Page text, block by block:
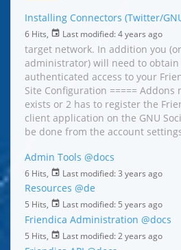
Installing Connectors (Twitter/
6 Hits, Last modified: 4 years ago
target network. In addition you
administrator) will need to obtain
authenticated access to your
Site Configuration ===== Addons
exists or 2 has to register the
client application on the GNU
be done from the account
Admin Tools @docs
6 Hits, Last modified: 3 years ago
Resources @de
5 Hits, Last modified: 5 years ago
Friendica Administration @docs
5 Hits, Last modified: 2 years ago